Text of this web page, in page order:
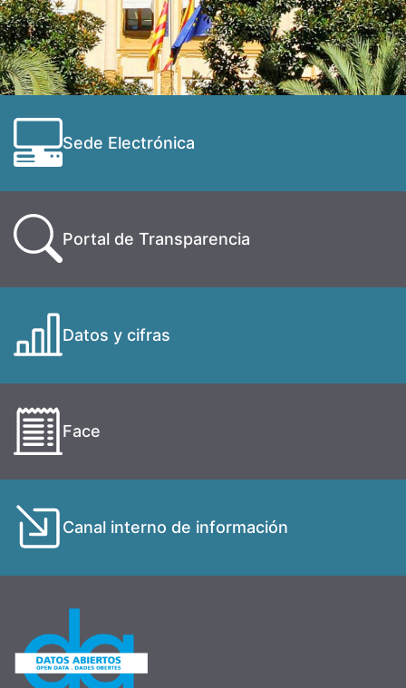
Sede Electrónica
Portal de Transparencia
Datos y cifras
Face
Canal interno de información